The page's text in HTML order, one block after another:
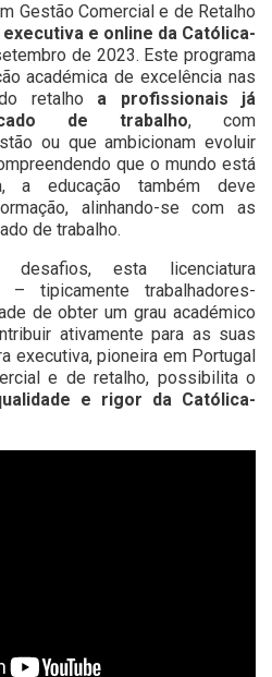
Gestão Comercial e de Retalho
e online da Católica-
de 2023. Este programa
académica de excelência nas
retalho a profissionais já
de trabalho, com
ou que ambicionam evoluir
que o mundo está
a educação também deve
alinhando-se com as
de trabalho.
esta licenciatura
– tipicamente trabalhadores-
de obter um grau académico
ativamente para as suas
executiva, pioneira em Portugal
e de retalho, possibilita o
e rigor da Católica-